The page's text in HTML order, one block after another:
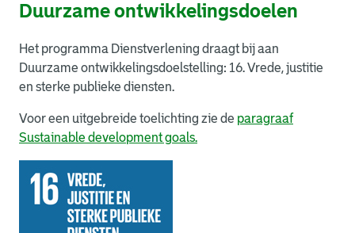
Duurzame ontwikkelingsdoelen
Het programma Dienstverlening draagt bij aan
Duurzame ontwikkelingsdoelstelling: 16. Vrede, justitie
en sterke publieke diensten.
Voor een uitgebreide toelichting zie de paragraaf
Sustainable development goals.